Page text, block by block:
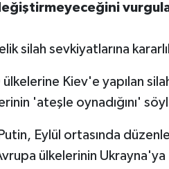
silah sevkiyatlarına
ülkelerine Kiev'e yapılan
'ateşle oynadığını'
Eylül ortasında
ülkelerinin Ukrayna'ya